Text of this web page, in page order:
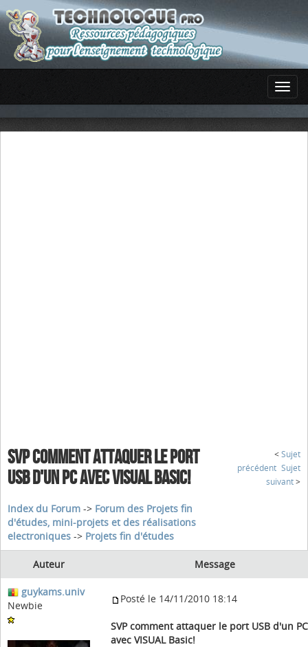
SVP COMMENT ATTAQUER LE PORT
USB D'UN PC AVEC VISUAL BASIC!
< Sujet
précédent Sujet
suivant >
Index du Forum -> Forum des Projets fin
d'études, mini-projets et des réalisations
electroniques -> Projets fin d'études
Auteur Message
guykams.univ
Newbie
Posté le 14/11/2010 18:14
SVP comment attaquer le port USB d'un PC
avec VISUAL Basic!